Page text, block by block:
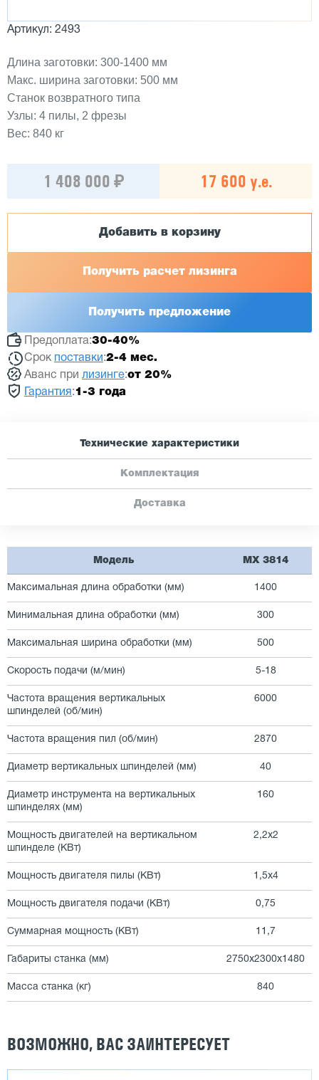
Артикул: 2493
Длина заготовки: 300-1400 мм
Макс. ширина заготовки: 500 мм
Станок возвратного типа
Узлы: 4 пилы, 2 фрезы
Вес: 840 кг
1 408 000 ₽ 17 600 у.е.
Добавить в корзину
Получить расчет лизинга
Получить предложение
Предоплата:30-40%
Срок поставки :2-4 мес.
Аванс при лизинге:от 20%
Гарантия :1-3 года
Технические характеристики
Комплектация
Доставка
Модель MX 3814
Максимальная длина обработки (мм) 1400
Минимальная длина обработки (мм) 300
Максимальная ширина обработки (мм) 500
Скорость подачи (м/мин) 5-18
Частота вращения вертикальных
шпинделей (об/мин)
6000
Частота вращения пил (об/мин) 2870
Диаметр вертикальных шпинделей (мм) 40
Диаметр инструмента на вертикальных
шпинделях (мм)
160
Мощность двигателей на вертикальном
шпинделе (КВт)
2,2х2
Мощность двигателя пилы (КВт) 1,5х4
Мощность двигателя подачи (КВт) 0,75
Суммарная мощность (КВт) 11,7
Габариты станка (мм) 2750х2300х1480
Масса станка (кг) 840
ВОЗМОЖНО, ВАС ЗАИНТЕРЕСУЕТ